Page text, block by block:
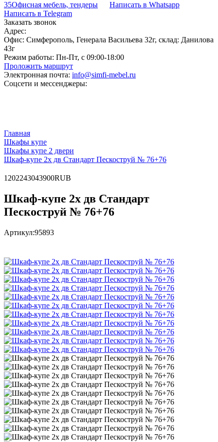
35Офисная мебель, тендеры
Написать в Whatsapp
Написать в Telegram
Заказать звонок
Адрес:
Офис: Симферополь, Генерала Васильева 32г, склад: Данилова
43г
Режим работы: Пн-Пт, с 09:00-18:00
Проложить маршрут
Электронная почта: info@simfi-mebel.ru
Соцсети и мессенджеры:
Главная
Шкафы купе
Шкафы купе 2 двери
Шкаф-купе 2х дв Стандарт Пескоструй № 76+76
1202243043900RUB
Шкаф-купе 2х дв Стандарт
Пескоструй № 76+76
Артикул:95893